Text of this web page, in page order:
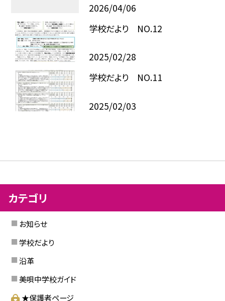
2026/04/06
学校だより NO.12
2025/02/28
学校だより NO.11
2025/02/03
カテゴリ
お知らせ
学校だより
沿革
美唄中学校ガイド
★保護者ページ